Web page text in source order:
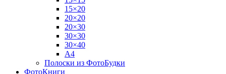
15×20
20×20
20×30
30×30
30×40
A4
Полоски из ФотоБудки
ФотоКниги